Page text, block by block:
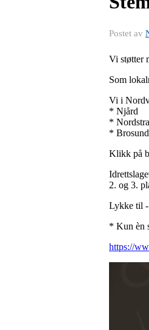
Postet av
Vi støtter
Som
Vi i
* Njård
*
*
Klikk på
2. og 3.
Lykke til -
* Kun èn
https://